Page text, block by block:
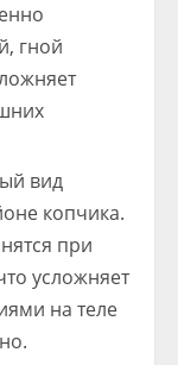
гной
вид
копчика.
при
усложняет
на теле